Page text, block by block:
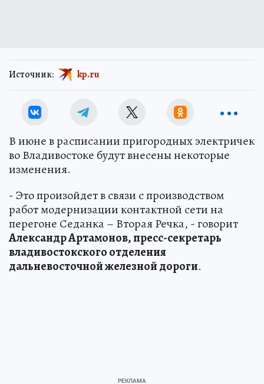
Источник: kp.ru
В июне в расписании пригородных электричек
во Владивостоке будут внесены некоторые
изменения.
- Это произойдет в связи с производством
работ модернизации контактной сети на
перегоне Седанка – Вторая Речка, - говорит
Александр Артамонов, пресс-секретарь
владивостокского отделения
дальневосточной железной дороги.